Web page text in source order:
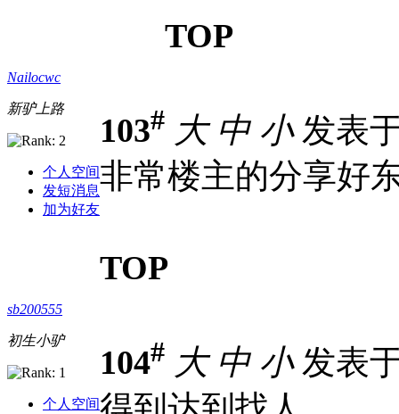
TOP
Nailocwc
新驴上路
个人空间
发短消息
加为好友
103# 大 中 小发表
非常楼主的分享好
TOP
sb200555
初生小驴
个人空间
104# 大 中 小发表